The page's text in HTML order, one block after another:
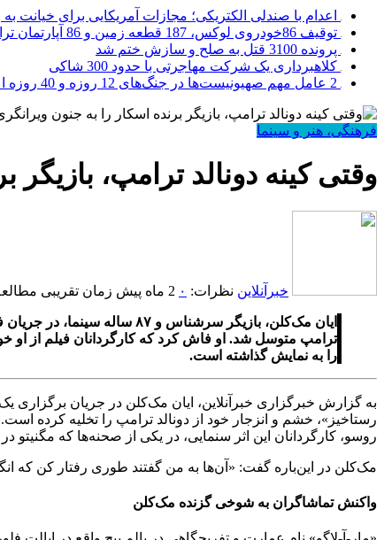
اعدام با صندلی الکتریکی؛ مجازات آمریکایی برای خیانت
توقیف 86خودروی لوکس، 187 قطعه زمین و 86 آپارتمان تراستی‌ها
پرونده 3100 قتل به صلح و سازش ختم شد
کلاهبرداری یک شرکت مهاجرتی با حدود 300 شاکی
فرهنگی، هنر و سینما
وقتی کینه دونالد ترامپ،
خبرآنلاین نظرات: ۰ 2 ماه پیش زمان تقریبی مطالعه: 1
ایان مک‌کلن، بازیگر
ترامپ متوسل شد. او فاش کرد که کارگردانان فیلم از او
را به نمایش گذاشته است.
به گزارش خبرگزاری خبرآنلاین، ایان مک‌کلن در جریان برگزاری
روسو، کارگردانان این اثر سنمایی، در یکی از صحنه‌ها که
مک‌کلن در این‌باره گفت: «آن‌ها به من گفتند طوری رفتار کن که
واکنش تماشاگران به شوخی گزنده مک‌کلن